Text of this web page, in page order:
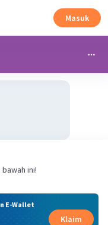
Masuk
ini!
E-Wallet
Klaim